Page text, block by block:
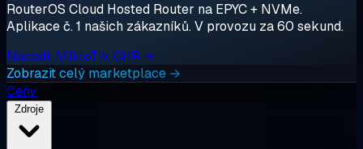
RouterOS Cloud Hosted Router na EPYC + NVMe.
Aplikace č. 1 našich zákazníků. V provozu za 60 sekund.
Nasadit MikroTik CHR →
Zobrazit celý marketplace →
Ceny